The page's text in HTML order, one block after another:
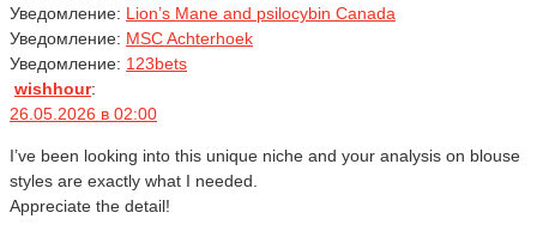
Уведомление: Lion’s Mane and psilocybin Canada
Уведомление: MSC Achterhoek
Уведомление: 123bets
wishhour:
26.05.2026 в 02:00
I’ve been looking into this unique niche and your analysis on blouse
styles are exactly what I needed.
Appreciate the detail!